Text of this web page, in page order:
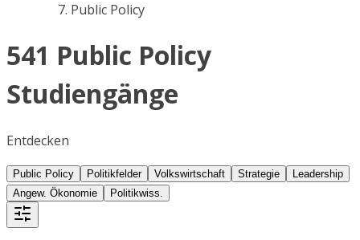
Public Policy
541 Public Policy
Studiengänge
Entdecken
Public Policy Politikfelder Volkswirtschaft Strategie
Leadership
Angew. Ökonomie
Politikwiss.